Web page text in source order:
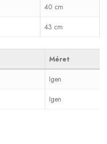
40 cm
43 cm
Méret
Igen
Igen